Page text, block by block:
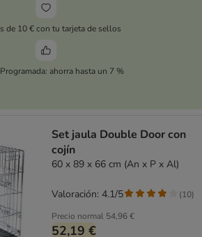
de 10 € con tu tarjeta de sellos
ahorra hasta un 7 %
Set jaula Double Door con
cojín
60 x 89 x 66 cm (An x P x Al)
Precio normal 54,96 €
52,19 €
Valoración: 4.1/5 (10)